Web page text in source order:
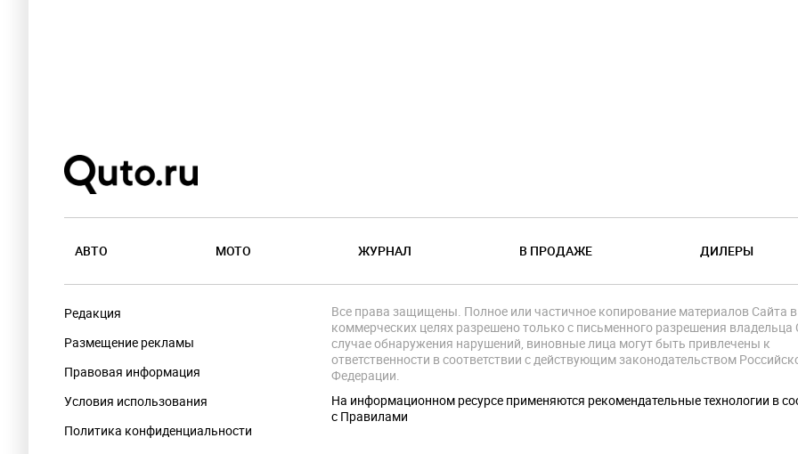
АВТО МОТО ЖУРНАЛ В ПРОДАЖЕ ДИЛЕРЫ
Редакция
Размещение рекламы
Правовая информация
Условия использования
Политика конфиденциальности
Все права защищены. Полное или частичное копирование материалов Сайта в
коммерческих целях разрешено только с письменного разрешения владельца
случае обнаружения нарушений, виновные лица могут быть привлечены к
ответственности в соответствии с действующим законодательством
Федерации.
На информационном ресурсе применяются рекомендательные технологии в
с Правилами